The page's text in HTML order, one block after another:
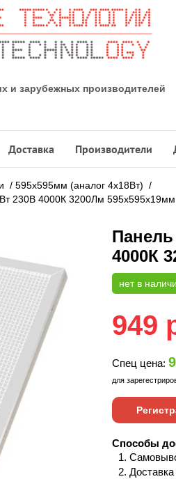
и зарубежных производителей
Доставка Производители
/ 595х595мм (аналог 4х18Вт) /
230В 4000К 3200Лм
4000К
нет в
949
Спец цена:
для
Способы